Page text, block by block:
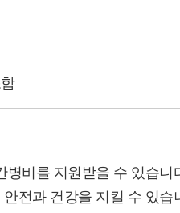
비를 지원받을 수 있습니
전과 건강을 지킬 수 있습